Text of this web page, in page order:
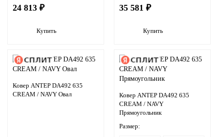
24 813 ₽
Купить
35 581 ₽
Купить
Ковер ANTEP DA492 635
CREAM / NAVY Овал
Ковер ANTEP DA492 635
CREAM / NAVY
Прямоугольник
Размер: